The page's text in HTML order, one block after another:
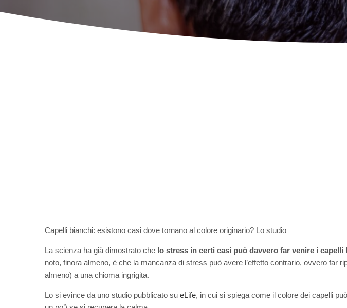
Capelli bianchi: esistono casi dove tornano al colore originario? Lo studio
La scienza ha già dimostrato che lo stress in certi casi può davvero far venire i capelli
noto, finora almeno, è che la mancanza di stress può avere l’effetto contrario, ovvero far
almeno) a una chioma ingrigita.
Lo si evince da uno studio pubblicato su eLife, in cui si spiega come il colore dei capelli